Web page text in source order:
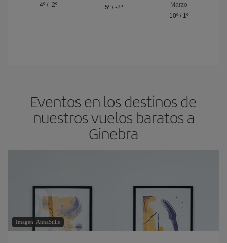
4º/ -2º
5º/ -2º
Marzo
10º/ 1º
Eventos en los destinos de
nuestros vuelos baratos a
Ginebra
Imagen: AnnaStills